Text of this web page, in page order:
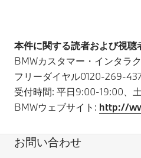
本件に関する読者および視
BMWカスタマー・インタラ
フリーダイヤル0120-269-
受付時間: 平日9:00-19:00、
BMWウェブサイト: http://
お問い合わせ